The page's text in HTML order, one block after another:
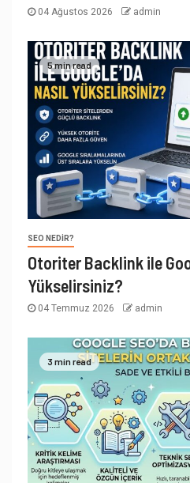
04 Ağustos 2026 admin
5 min read
SEO NEDIR?
Otoriter Backlink ile
Yükselirsiniz?
04 Temmuz 2026 admin
3 min read